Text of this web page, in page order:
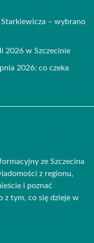
– wybrano
2026 w Szczecinie
2026: co czeka
ze Szczecina
z regionu,
i poznać
z tym, co się dzieje w